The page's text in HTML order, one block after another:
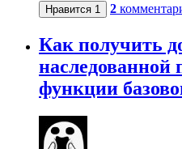
Нравится 1 2
Как получить
наследованной
функции